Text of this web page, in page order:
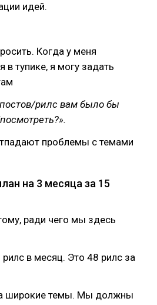
идей.
Когда у меня
в тупике, я могу задать
рилс вам было бы
проблемы с темами
на 3 месяца за 15
ради чего мы здесь
в месяц. Это 48 рилс за
широкие темы. Мы должны